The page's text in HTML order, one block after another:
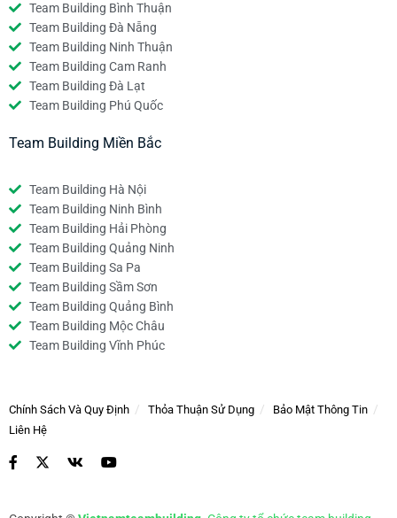
Team Building Bình Thuận
Team Building Đà Nẵng
Team Building Ninh Thuận
Team Building Cam Ranh
Team Building Đà Lạt
Team Building Phú Quốc
Team Building Miền Bắc
Team Building Hà Nội
Team Building Ninh Bình
Team Building Hải Phòng
Team Building Quảng Ninh
Team Building Sa Pa
Team Building Sầm Sơn
Team Building Quảng Bình
Team Building Mộc Châu
Team Building Vĩnh Phúc
Chính Sách Và Quy Định Thỏa Thuận Sử Dụng
Bảo Mật Thông Tin
Liên Hệ